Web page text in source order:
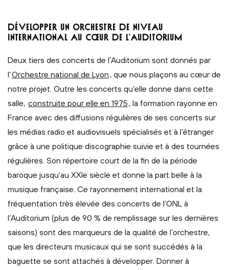
DÉVELOPPER UN ORCHESTRE DE NIVEAU
INTERNATIONAL AU CŒUR DE L’AUDITORIUM
Deux tiers des concerts de l’Auditorium sont donnés par
l’Orchestre national de Lyon , que nous plaçons au cœur de
notre projet. Outre les concerts qu’elle donne dans cette
salle, construite pour elle en 1975 , la formation rayonne en
France avec des diffusions régulières de ses concerts sur
les médias radio et audiovisuels spécialisés et à l’étranger
grâce à une politique discographie suivie et à des tournées
régulières. Son répertoire court de la fin de la période
baroque jusqu’au XXIe siècle et donne la part belle à la
musique française. Ce rayonnement international et la
fréquentation très élevée des concerts de l’ONL à
l’Auditorium (plus de 90 % de remplissage sur les dernières
saisons) sont des marqueurs de la qualité de l’orchestre,
que les directeurs musicaux qui se sont succédés à la
baguette se sont attachés à développer. Donner à